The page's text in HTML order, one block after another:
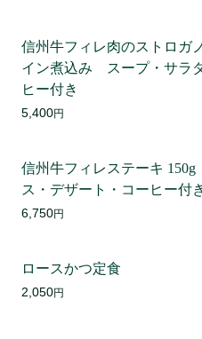
信州牛フィレ肉のストロ
イン煮込み スープ・サラ
ヒー付き
5,400円
信州牛フィレステーキ
ス・デザート・コーヒー付
6,750円
ロースかつ定食
2,050円